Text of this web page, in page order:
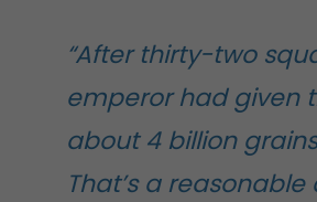
“After thirty-two
emperor had given
about 4 billion
That’s a